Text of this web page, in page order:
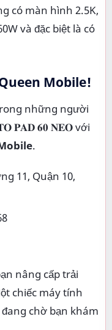
có màn hình 2.5K,
và đặc biệt là có
Mobile!
những người
𝐏𝐀𝐃 𝟔𝟎 𝐍𝐄𝐎 với
.
11, Quận 10,
nâng cấp trải
chiếc máy tính
chờ bạn khám